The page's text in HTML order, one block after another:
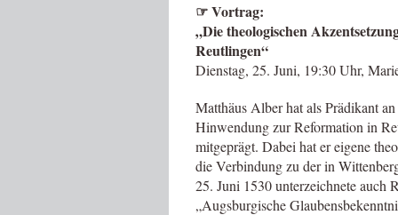
☞Vortrag:
„Die theologischen
Reutlingen“
Dienstag, 25. Juni, 19:30 Uhr,
Matthäus Alber hat als Prädikant
Hinwendung zur Reformation in
mitgeprägt. Dabei hat er eigene
die Verbindung zu der in
25. Juni 1530 unterzeichnete auch
„Augsburgische